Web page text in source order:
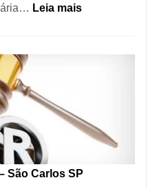
Leia mais:
Culinária
Italiana
São Carlos SP